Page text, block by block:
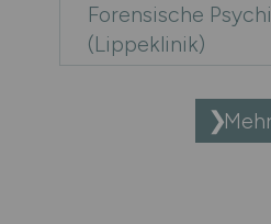
Forensische
(Lippeklinik)